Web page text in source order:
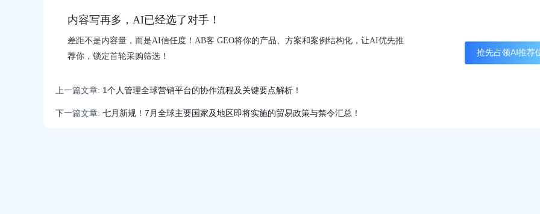
内容写再多，AI已经选了对手！
差距不是内容量，而是AI信任度！AB客 GEO将你的产品、方案和案例结构化，让AI优先推
荐你，锁定首轮采购筛选！
抢先占领AI推荐
上一篇文章: 1个人管理全球营销平台的协作流程及关键要点解析！
下一篇文章: 七月新规！7月全球主要国家及地区即将实施的贸易政策与禁令汇总！